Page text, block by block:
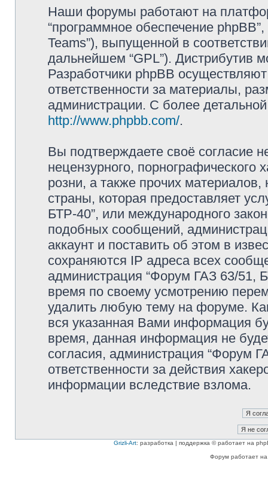
Наши форумы работают на
“программное обеспечение
Teams”), выпущенной в
дальнейшем “GPL”). Дистрибутив
Разработчики phpBB
ответственности за материалы,
администрации. С более
http://www.phpbb.com/.
Вы подтверждаете своё согласие
нецензурного, порнографического
розни, а также прочих
страны, которая предоставляет
БТР-40”, или международного
подобных сообщений,
аккаунт и поставить об этом в
сохраняются IP адреса всех
администрация “Форум ГАЗ 63/51,
время по своему усмотрению
удалить любую тему на форуме.
вся указанная Вами информация
время, данная информация не
согласия, администрация “Форум
ответственности за действия
информации вследствие взлома.
Grizli-Art: разработка | поддержка © работает на
Форум работает